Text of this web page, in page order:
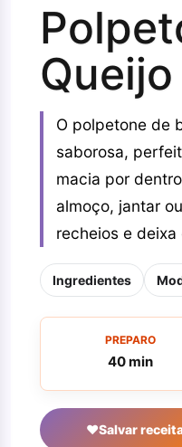
O polpetone de
saborosa,
macia por
almoço, jantar
recheios e
Ingredientes
PREPARO
40 min
♥Salvar